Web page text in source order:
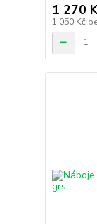
1 270
1 050 Kč